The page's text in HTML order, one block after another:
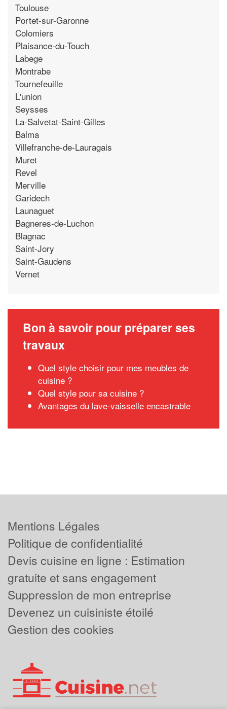
Toulouse
Portet-sur-Garonne
Colomiers
Plaisance-du-Touch
Labege
Montrabe
Tournefeuille
L'union
Seysses
La-Salvetat-Saint-Gilles
Balma
Villefranche-de-Lauragais
Muret
Revel
Merville
Garidech
Launaguet
Bagneres-de-Luchon
Blagnac
Saint-Jory
Saint-Gaudens
Vernet
Bon à savoir pour préparer ses
travaux
Quel style choisir pour mes meubles de
cuisine ?
Quel style pour sa cuisine ?
Avantages du lave-vaisselle encastrable
Mentions Légales
Politique de confidentialité
Devis cuisine en ligne : Estimation
gratuite et sans engagement
Suppression de mon entreprise
Devenez un cuisiniste étoilé
Gestion des cookies